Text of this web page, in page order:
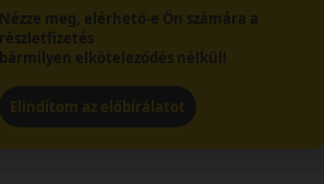
Nézze meg, elérhető-e Ön számára a
részletfizetés
bármilyen elköteleződés nélkül!
Elindítom az előbírálatot